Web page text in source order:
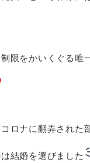
限をかいくぐる唯
ロナに翻弄された
結婚を選びました